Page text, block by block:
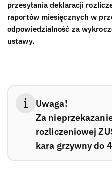
przesyłania deklaracji
raportów miesięcznych w
odpowiedzialność za
ustawy.
Uwaga!
Za
rozliczeniowej
kara grzywny do